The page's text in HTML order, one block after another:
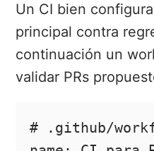
Un CI bien
principal contra
continuación un
validar PRs
# .github/